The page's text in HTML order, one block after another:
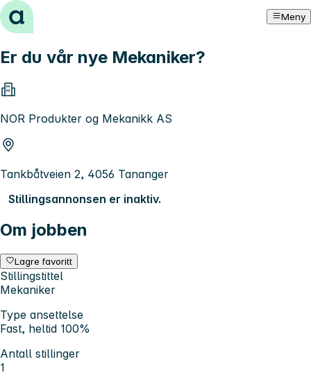
Hopp til innhold Meny
Er du vår nye Mekaniker?
NOR Produkter og Mekanikk AS
Tankbåtveien 2, 4056 Tananger
Stillingsannonsen er inaktiv.
Om jobben
Lagre favoritt
Stillingstittel
Mekaniker
Type ansettelse
Fast, heltid 100%
Antall stillinger
1